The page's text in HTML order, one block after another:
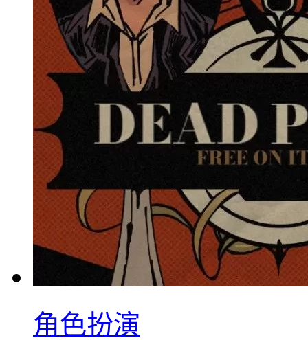
角色扮演